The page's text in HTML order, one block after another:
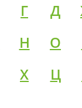
Г Д
Н О
Х Ц